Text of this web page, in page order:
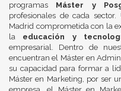
programas Máster y
profesionales de cada
Madrid comprometida con la
la educación y
empresarial. Dentro de
encuentran el Máster en
su capacidad para formar a
Máster en Marketing, por ser